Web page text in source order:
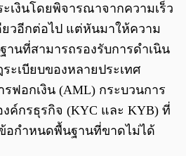
เงินโดยพิจารณาจากความเร็ว
ยวอีกต่อไป แต่หันมาให้ความ
นที่สามารถรองรับการดำเนิน
ะเบียบของหลายประเทศ
ฟอกเงิน (AML) กระบวนการ
ค์กรธุรกิจ (KYC และ KYB) ที่
อกำหนดพื้นฐานที่ขาดไม่ได้